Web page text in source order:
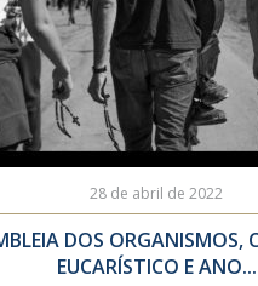
28 de abril de 2022
DOS ORGANISMOS,
EUCARÍSTICO E ANO...